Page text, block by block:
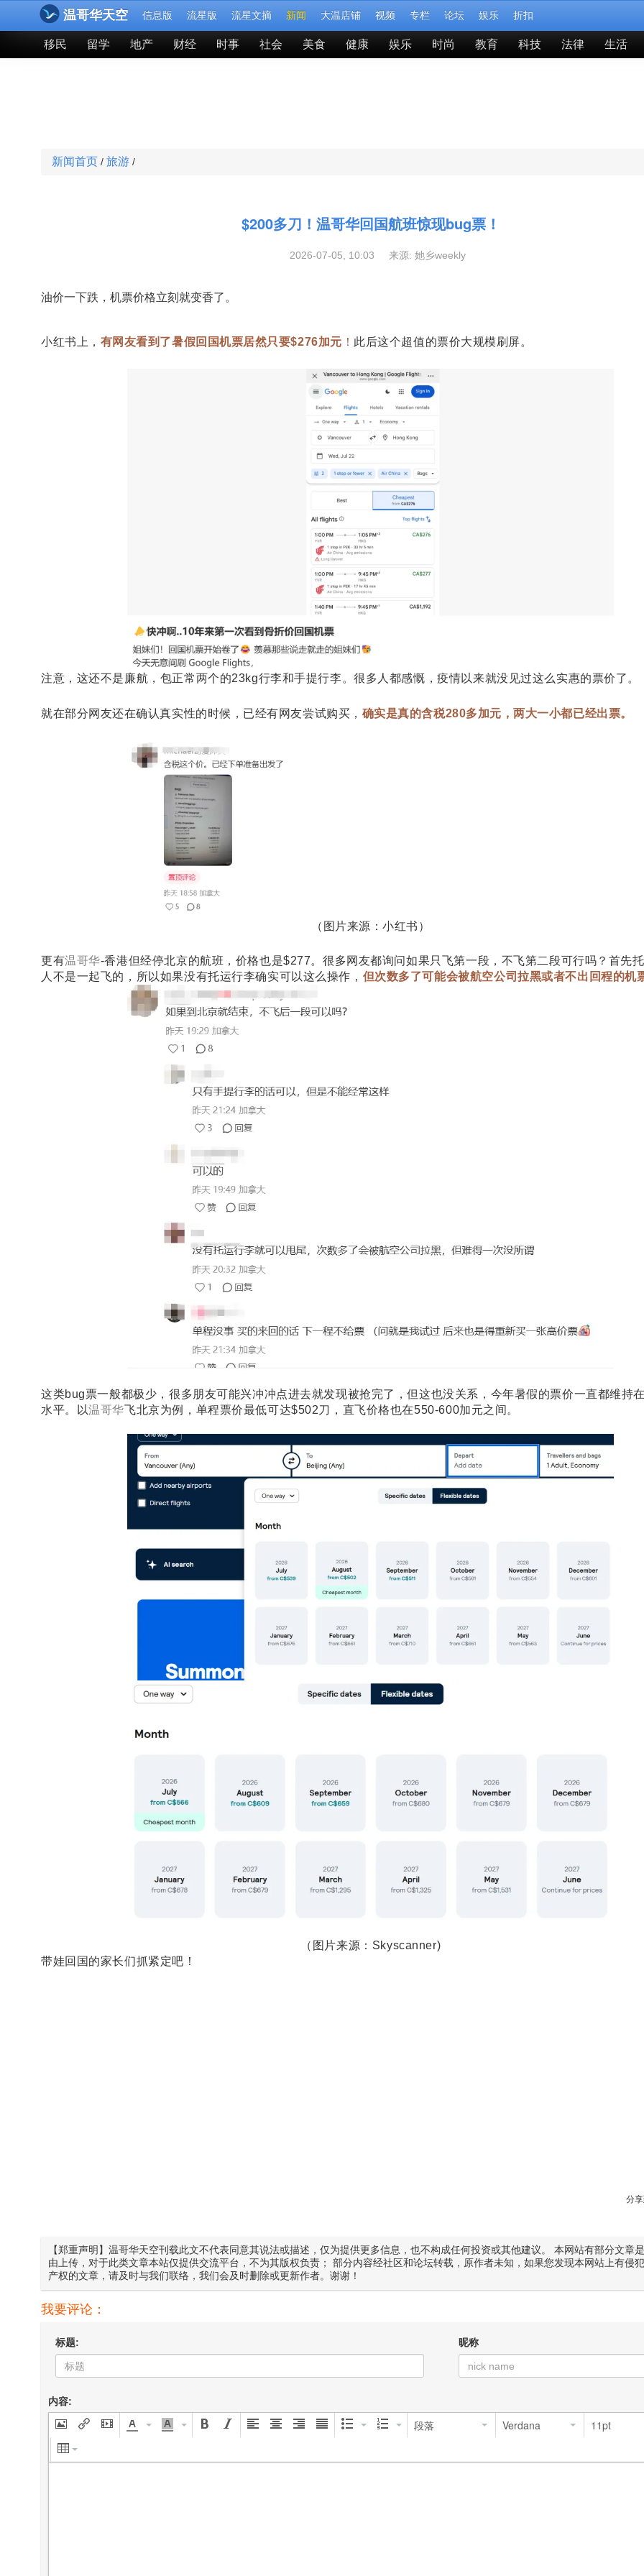
温哥华天空 信息版 流星版 流星文摘 新闻 大温店铺 视频 专栏 论坛 娱乐 折扣
移民 留学 地产 财经 时事 社会 美食 健康 娱乐 时尚 教育 科技 法律 生活
新闻首页 / 旅游 /
$200多刀！温哥华回国航班惊现bug票！
2026-07-05, 10:03 来源:她乡weekly
油价一下跌，机票价格立刻就变香了。
小红书上， 有网友看到了暑假回国机票居然只要$276加元 ！ 此后这个超值的票价大规模刷屏。
注意，这还不是廉航，包正常两个的23kg行李和手提行李。很多人都感慨，疫情以来就没见过这么实惠的票价了。
就在部分网友还在确认真实性的时候，已经有网友尝试购买， 确实是真的含税280多加元，两大一小都已经出票。
（图片来源：小红书）
更有温哥华-香港但经停北京的航班，价格也是$277。很多网友都询问如果只飞第一段，不飞第二段可行吗？首先
人不是一起飞的，所以如果没有托运行李确实可以这么操作， 但次数多了可能会被航空公司拉黑或者不出回程的机
这类bug票一般都极少，很多朋友可能兴冲冲点进去就发现被抢完了，但这也没关系，今年暑假的票价一直都维持
水平。以温哥华飞北京为例，单程票价最低可达$502刀，直飞价格也在550-600加元之间。
（图片来源：Skyscanner)
带娃回国的家长们抓紧定吧！
分
【郑重声明】温哥华天空刊载此文不代表同意其说法或描述，仅为提供更多信息，也不构成任何投资或其他建议。 本网站有部分文章
由上传，对于此类文章本站仅提供交流平台，不为其版权负责； 部分内容经社区和论坛转载，原作者未知，如果您发现本网站上有侵
产权的文章，请及时与我们联络，我们会及时删除或更新作者。谢谢！
我要评论：
标题: 昵称
内容:
段落 Verdana 11pt